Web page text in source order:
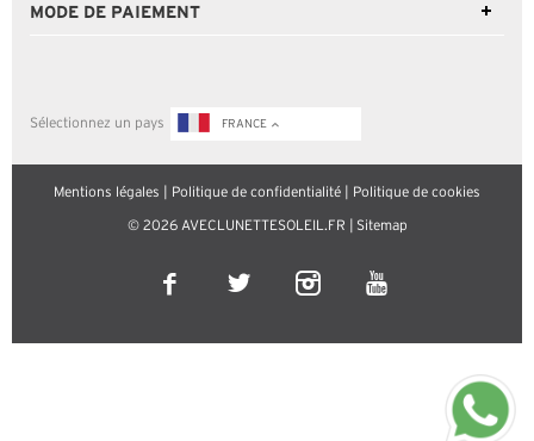
MODE DE PAIEMENT
Sélectionnez un pays FRANCE
Mentions légales Politique de confidentialité Politique de cookies
© 2026 AVECLUNETTESOLEIL.FR | Sitemap